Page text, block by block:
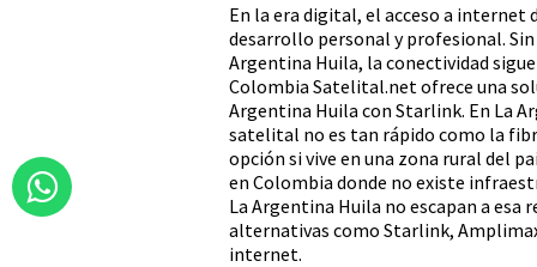
En la era digital, el acceso a internet
desarrollo personal y profesional.
Argentina Huila, la conectividad
Colombia Satelital.net ofrece una
Argentina Huila con Starlink. En La
satelital no es tan rápido como la
opción si vive en una zona rural del
en Colombia donde no existe
La Argentina Huila no escapan a
alternativas como Starlink, Amplimax
internet.